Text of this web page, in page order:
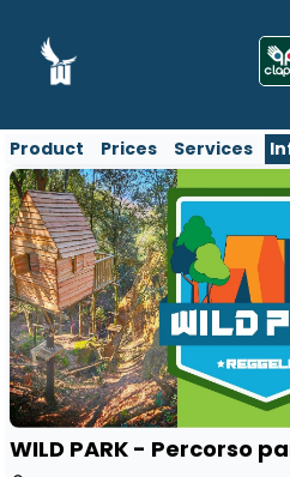
Product Prices Services
WILD PARK - Percorso